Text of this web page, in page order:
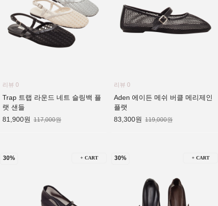
리뷰 0
Trap 트랩 라운드 네트 슬링백 플
랫 샌들
81,900원 117,000원
리뷰 0
Aden 에이든 메쉬 버클 메리제인
플랫
83,300원 119,000원
30% + CART 30% + CART